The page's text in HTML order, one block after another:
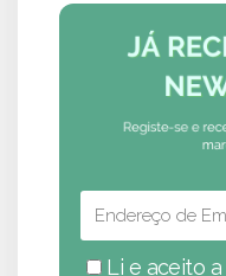
Li e aceito a